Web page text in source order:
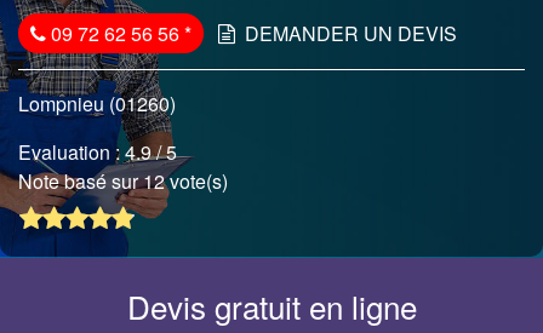
09 72 62 56 56* DEMANDER UN DEVIS
Lompnieu (01260)
Evaluation :4.9/ 5
Note basé sur 12 vote(s)
Devis gratuit en ligne